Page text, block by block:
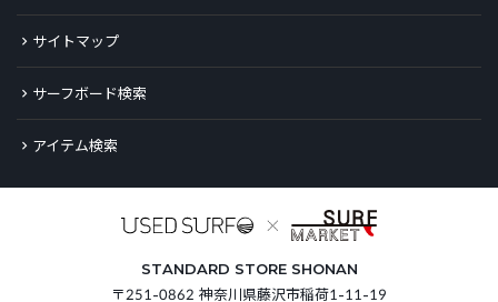
サイトマップ
サーフボード検索
アイテム検索
STANDARD STORE SHONAN
〒251-0862 神奈川県藤沢市稲荷1-11-19